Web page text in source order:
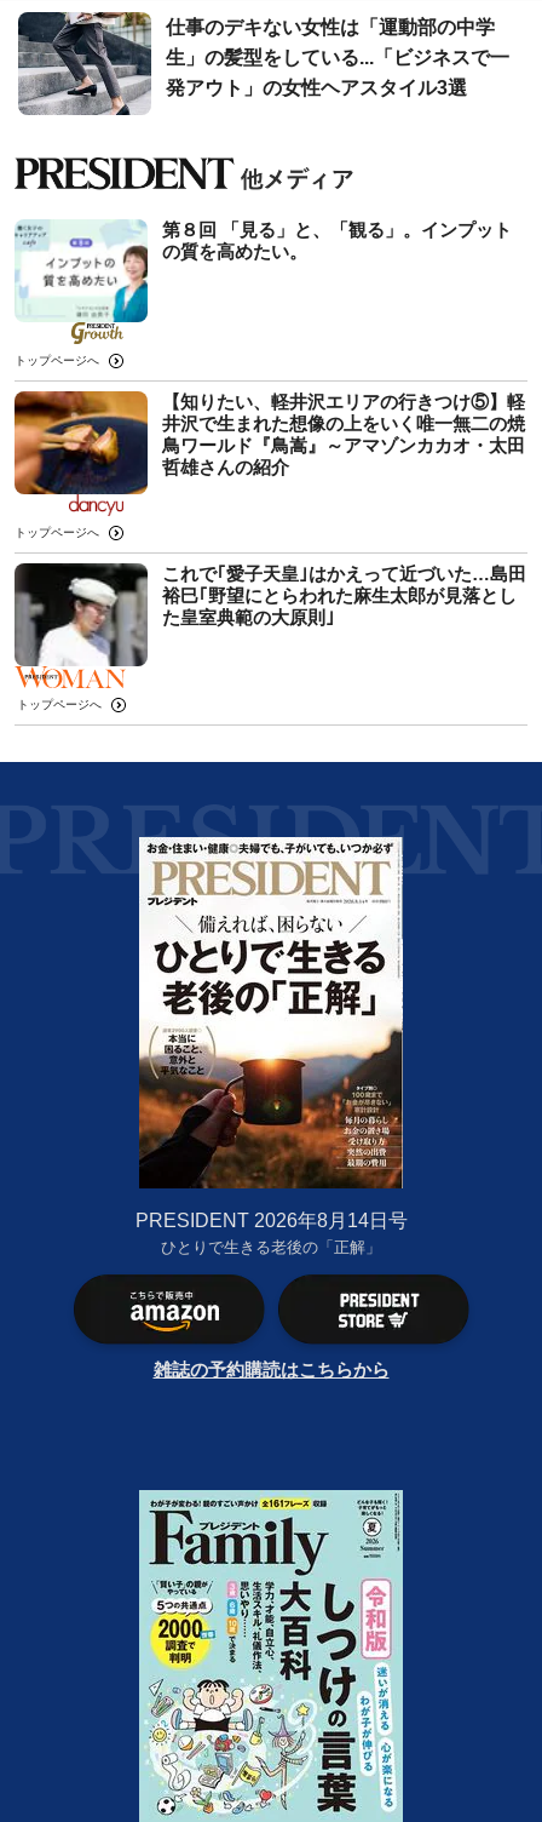
仕事のデキない女性は「運動部の中学
生」の髪型をしている...「ビジネスで一
発アウト」の女性ヘアスタイル3選
第８回 「見る」と、「観る」。インプット
の質を高めたい。
トップページへ
【知りたい、軽井沢エリアの行きつけ⑤】軽
井沢で生まれた想像の上をいく唯一無二の焼
鳥ワールド『鳥嵩』～アマゾンカカオ・太田
哲雄さんの紹介
トップページへ
これで｢愛子天皇｣はかえって近づいた…島田
裕巳｢野望にとらわれた麻生太郎が見落とし
た皇室典範の大原則｣
トップページへ
PRESIDENT 2026年8月14日号
ひとりで生きる老後の「正解」
雑誌の予約購読はこちらから